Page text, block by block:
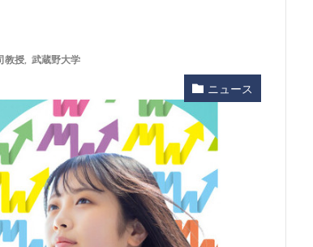
教授, 武蔵野大学
ニュース